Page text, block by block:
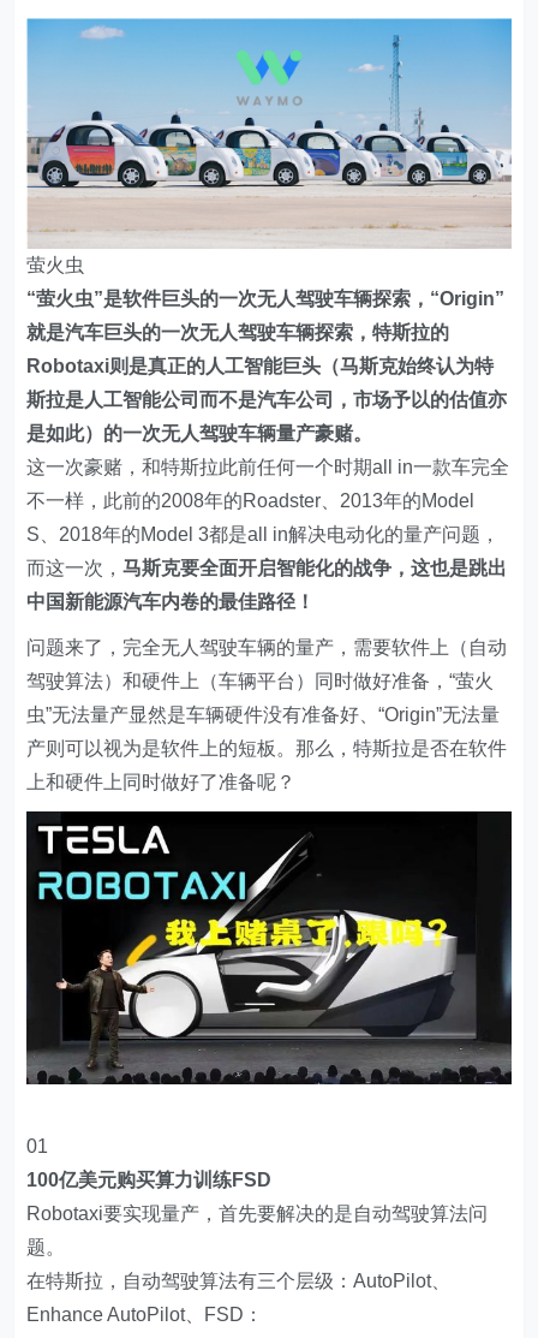
萤火虫
“萤火虫”是软件巨头的一次无人驾驶车辆探索，“Origin”
就是汽车巨头的一次无人驾驶车辆探索，特斯拉的
Robotaxi则是真正的人工智能巨头（马斯克始终认为特
斯拉是人工智能公司而不是汽车公司，市场予以的估值亦
是如此）的一次无人驾驶车辆量产豪赌。
这一次豪赌，和特斯拉此前任何一个时期all in一款车完全
不一样，此前的2008年的Roadster、2013年的Model
S、2018年的Model 3都是all in解决电动化的量产问题，
而这一次，马斯克要全面开启智能化的战争，这也是跳出
中国新能源汽车内卷的最佳路径！
问题来了，完全无人驾驶车辆的量产，需要软件上（自动
驾驶算法）和硬件上（车辆平台）同时做好准备，“萤火
虫”无法量产显然是车辆硬件没有准备好、“Origin”无法量
产则可以视为是软件上的短板。那么，特斯拉是否在软件
上和硬件上同时做好了准备呢？
01
100亿美元购买算力训练FSD
Robotaxi要实现量产，首先要解决的是自动驾驶算法问
题。
在特斯拉，自动驾驶算法有三个层级：AutoPilot、
Enhance AutoPilot、FSD：